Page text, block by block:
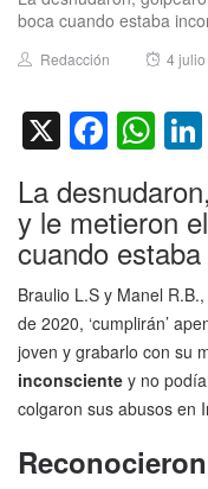
boca cuando estaba
Author
Redacción 4
X
La
y le metieron
cuando
Braulio L.S y Manel
de 2020, ‘cumplirán’
joven y grabarlo con su
inconsciente y no
colgaron sus abusos en